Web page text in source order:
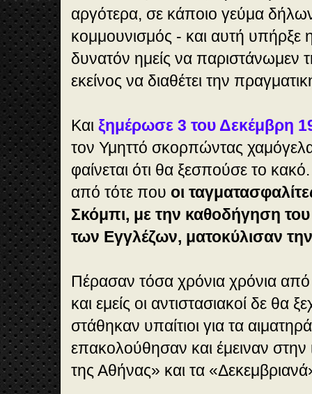
αργότερα, σε κάποιο γεύμα
κομμουνισμός - και αυτή υπήρξε
δυνατόν ημείς να παριστάνωμεν
εκείνος να διαθέτει την
Και ξημέρωσε 3 του Δεκέμβρη
τον Υμηττό σκορπώντας
φαίνεται ότι θα ξεσπούσε το
από τότε που οι
Σκόμπι, με την καθοδήγηση
των Εγγλέζων, ματοκύλισαν
Πέρασαν τόσα χρόνια χρόνια
και εμείς οι αντιστασιακοί δε θα
στάθηκαν υπαίτιοι για τα
επακολούθησαν και έμειναν
της Αθήνας» και τα